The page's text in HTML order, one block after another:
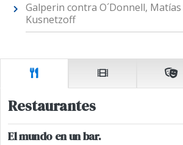
Galperin contra O´Donnell,
Kusnetzoff
Restaurantes
El mundo en un bar.